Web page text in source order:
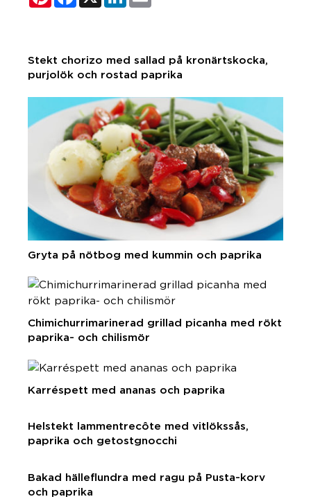
Stekt chorizo med sallad på kronärtskocka,
purjolök och rostad paprika
Gryta på nötbog med kummin och paprika
Chimichurrimarinerad grillad picanha med rökt
paprika- och chilismör
Karréspett med ananas och paprika
Helstekt lammentrecôte med vitlökssås,
paprika och getostgnocchi
Bakad hälleflundra med ragu på Pusta-korv
och paprika